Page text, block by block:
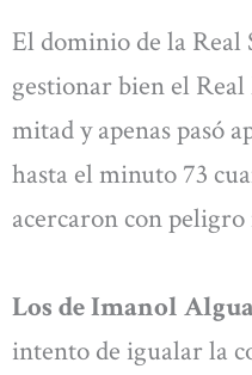
El dominio de la Real
gestionar bien el
mitad y apenas pasó
hasta el minuto 73
acercaron con
Los de Imanol
intento de igualar la